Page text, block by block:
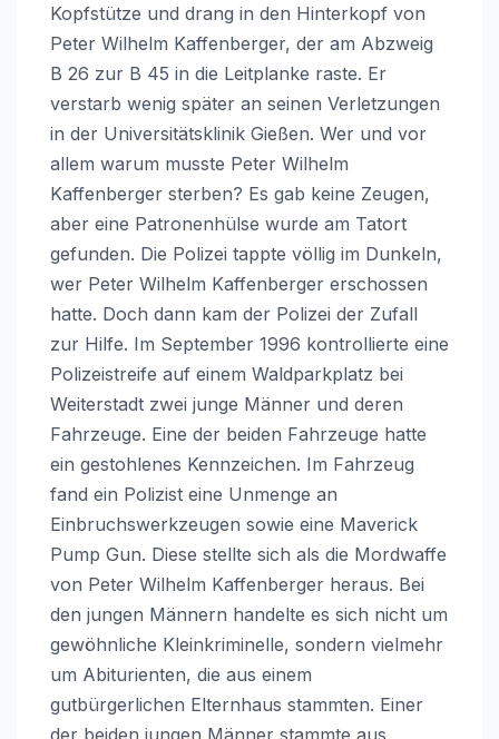
Kopfstütze und drang in den Hinterkopf von
Peter Wilhelm Kaffenberger, der am Abzweig
B 26 zur B 45 in die Leitplanke raste. Er
verstarb wenig später an seinen Verletzungen
in der Universitätsklinik Gießen. Wer und vor
allem warum musste Peter Wilhelm
Kaffenberger sterben? Es gab keine Zeugen,
aber eine Patronenhülse wurde am Tatort
gefunden. Die Polizei tappte völlig im Dunkeln,
wer Peter Wilhelm Kaffenberger erschossen
hatte. Doch dann kam der Polizei der Zufall
zur Hilfe. Im September 1996 kontrollierte eine
Polizeistreife auf einem Waldparkplatz bei
Weiterstadt zwei junge Männer und deren
Fahrzeuge. Eine der beiden Fahrzeuge hatte
ein gestohlenes Kennzeichen. Im Fahrzeug
fand ein Polizist eine Unmenge an
Einbruchswerkzeugen sowie eine Maverick
Pump Gun. Diese stellte sich als die Mordwaffe
von Peter Wilhelm Kaffenberger heraus. Bei
den jungen Männern handelte es sich nicht um
gewöhnliche Kleinkriminelle, sondern vielmehr
um Abiturienten, die aus einem
gutbürgerlichen Elternhaus stammten. Einer
der beiden jungen Männer stammte aus